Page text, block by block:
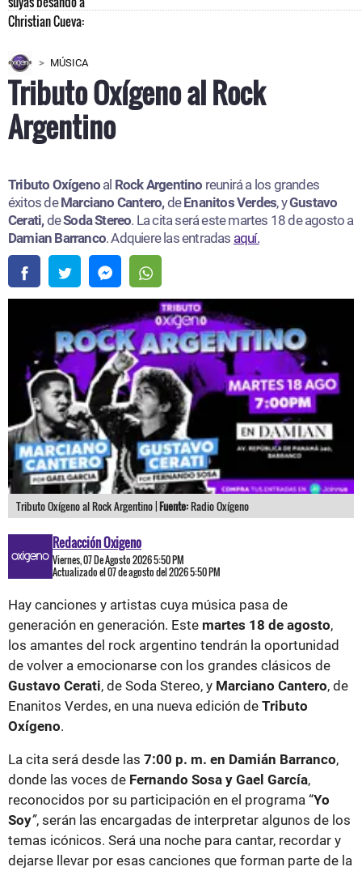
MÚSICA
Tributo Oxígeno al Rock
Argentino
Tributo Oxígeno al Rock Argentino reunirá a los grandes
éxitos deMarciano Cantero,deEnanitos Verdes, yGustavo
Cerati,deSoda Stereo. La cita será este martes 18 de agosto a
Damian Barranco. Adquiere las entradas aquí.
Tributo Oxígeno al Rock Argentino |Fuente:Radio Oxígeno
Redacción Oxigeno
Viernes, 07 De Agosto 2026 5:50 PM
Actualizado el 07 de agosto del 2026 5:50 PM
Hay canciones y artistas cuya música pasa de
generación en generación. Este martes 18 de agosto,
los amantes del rock argentino tendrán la oportunidad
de volver a emocionarse con los grandes clásicos de
Gustavo Cerati, de Soda Stereo, y Marciano Cantero, de
Enanitos Verdes, en una nueva edición de Tributo
Oxígeno.
La cita será desde las 7:00 p. m. en Damián Barranco,
donde las voces de Fernando Sosa y Gael García,
reconocidos por su participación en el programa “Yo
Soy”, serán las encargadas de interpretar algunos de los
temas icónicos. Será una noche para cantar, recordar y
dejarse llevar por esas canciones que forman parte de la